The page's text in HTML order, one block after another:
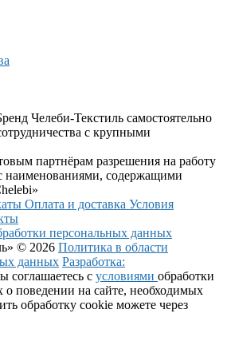
Челеби-Текстиль самостоятельно
с крупными
партнёрам разрешения на работу
наименованиями, содержащими
Оплата и доставка Условия
персональных данных
© 2026 Политика в области
данных Разработка:
с условиями обработки
поведении на сайте, необходимых
обработку cookie можете через